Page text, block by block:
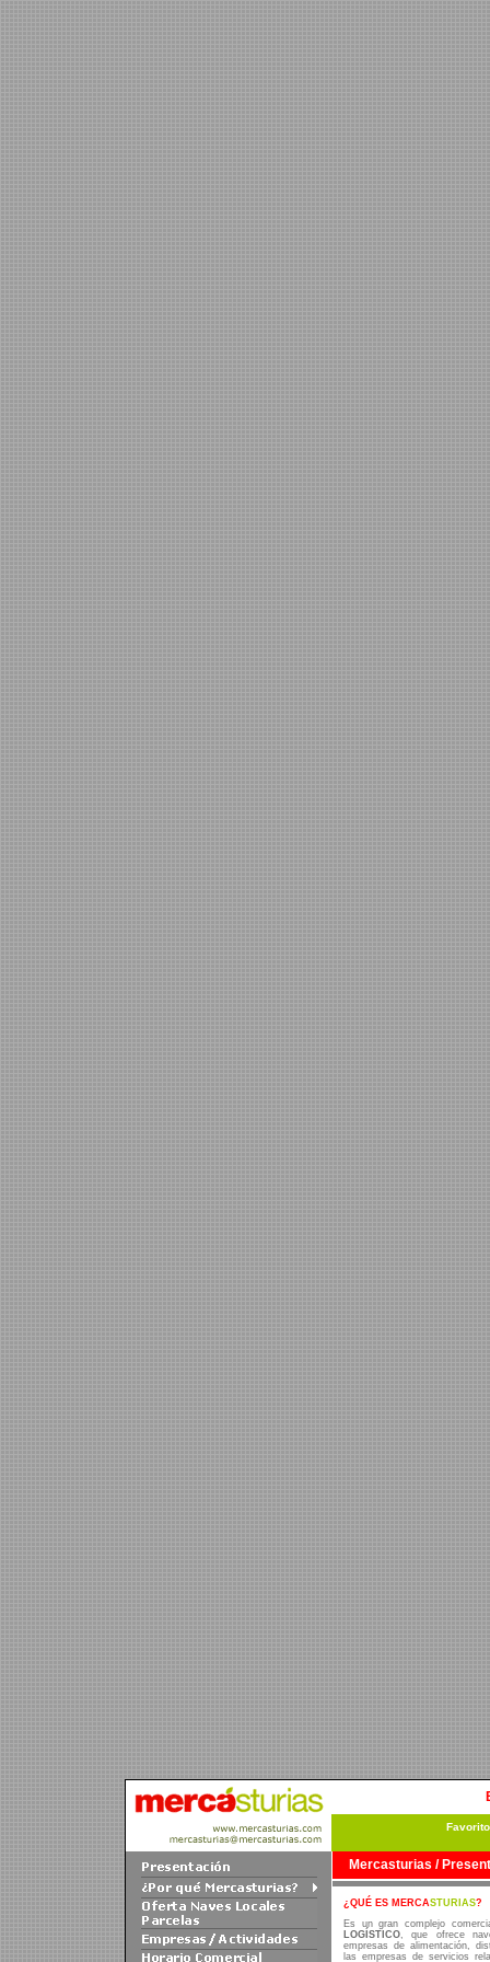
Mercasturias /
¿QUÉ ES MERCASTURIAS?
Es un gran complejo
LOGÍSTICO, que ofrece
empresas de alimentación,
las empresas de servicios